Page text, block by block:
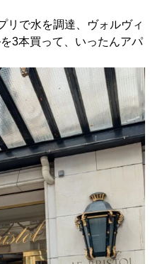
リで水を調達、ヴォルヴィ
3本買って、いったんアパ